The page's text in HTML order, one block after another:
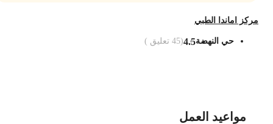
اماندا الطبي
حي النهضة4.5
(
45تعليق )
مواعيد العمل